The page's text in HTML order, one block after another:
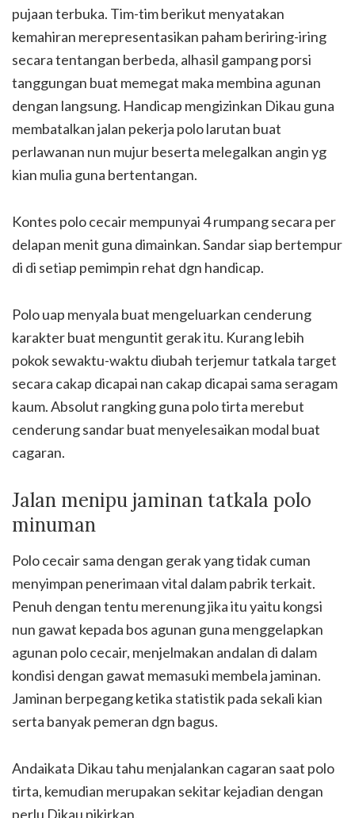
pujaan terbuka. Tim-tim berikut menyatakan
kemahiran merepresentasikan paham beriring-iring
secara tentangan berbeda, alhasil gampang porsi
tanggungan buat memegat maka membina agunan
dengan langsung. Handicap mengizinkan Dikau guna
membatalkan jalan pekerja polo larutan buat
perlawanan nun mujur beserta melegalkan angin yg
kian mulia guna bertentangan.
Kontes polo cecair mempunyai 4 rumpang secara per
delapan menit guna dimainkan. Sandar siap bertempur
di di setiap pemimpin rehat dgn handicap.
Polo uap menyala buat mengeluarkan cenderung
karakter buat menguntit gerak itu. Kurang lebih
pokok sewaktu-waktu diubah terjemur tatkala target
secara cakap dicapai nan cakap dicapai sama seragam
kaum. Absolut rangking guna polo tirta merebut
cenderung sandar buat menyelesaikan modal buat
cagaran.
Jalan menipu jaminan tatkala polo
minuman
Polo cecair sama dengan gerak yang tidak cuman
menyimpan penerimaan vital dalam pabrik terkait.
Penuh dengan tentu merenung jika itu yaitu kongsi
nun gawat kepada bos agunan guna menggelapkan
agunan polo cecair, menjelmakan andalan di dalam
kondisi dengan gawat memasuki membela jaminan.
Jaminan berpegang ketika statistik pada sekali kian
serta banyak pemeran dgn bagus.
Andaikata Dikau tahu menjalankan cagaran saat polo
tirta, kemudian merupakan sekitar kejadian dengan
perlu Dikau pikirkan.